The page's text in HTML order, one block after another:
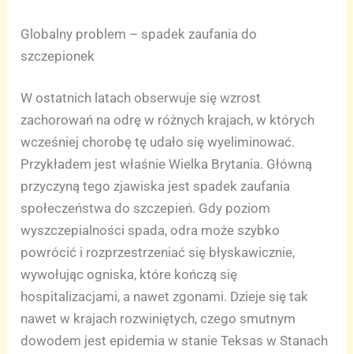
Globalny problem – spadek zaufania do
szczepionek
W ostatnich latach obserwuje się wzrost
zachorowań na odrę w różnych krajach, w których
wcześniej chorobę tę udało się wyeliminować.
Przykładem jest właśnie Wielka Brytania. Główną
przyczyną tego zjawiska jest spadek zaufania
społeczeństwa do szczepień. Gdy poziom
wyszczepialności spada, odra może szybko
powrócić i rozprzestrzeniać się błyskawicznie,
wywołując ogniska, które kończą się
hospitalizacjami, a nawet zgonami. Dzieje się tak
nawet w krajach rozwiniętych, czego smutnym
dowodem jest epidemia w stanie Teksas w Stanach